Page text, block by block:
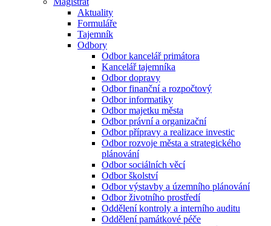
Aktuality
Formuláře
Tajemník
Odbory
Odbor kancelář primátora
Kancelář tajemníka
Odbor dopravy
Odbor finanční a rozpočtový
Odbor informatiky
Odbor majetku města
Odbor právní a organizační
Odbor přípravy a realizace investic
Odbor rozvoje města a strategického
plánování
Odbor sociálních věcí
Odbor školství
Odbor výstavby a územního plánování
Odbor životního prostředí
Oddělení kontroly a interního auditu
Oddělení památkové péče